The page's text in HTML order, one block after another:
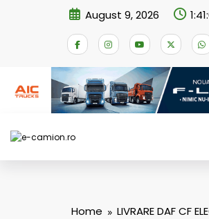
August 9, 2026
Home LIVRARE DAF CF